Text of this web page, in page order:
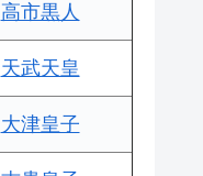
高市黒人
天武天皇
大津皇子